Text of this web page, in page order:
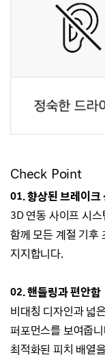
Check Point
01.향상된 브레이크
3D 연동 사이프 시
함께 모든 계절 기후
지지합니다.
02.핸들링과 편안함
비대칭 디자인과 넓
퍼포먼스를 보여줍
최적화된 피치 배열